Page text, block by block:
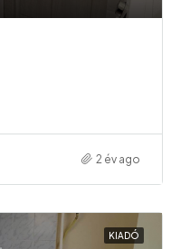
2 év ago
KIADÓ